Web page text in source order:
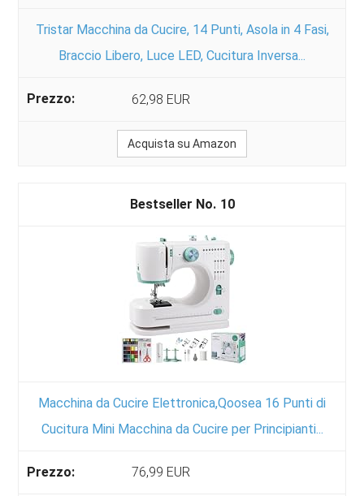
Tristar Macchina da Cucire, 14 Punti, Asola in 4 Fasi,
Braccio Libero, Luce LED, Cucitura Inversa...
62,98 EUR
Acquista su Amazon
10
Macchina da Cucire Elettronica,Qoosea 16 Punti di
Cucitura Mini Macchina da Cucire per Principianti...
76,99 EUR